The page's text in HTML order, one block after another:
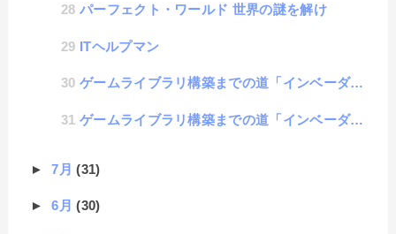
パーフェクト・ワールド 世界の謎を解け
ITヘルプマン
ゲームライブラリ構築までの道「インベーダー編」#14 : 効果音の追加
ゲームライブラリ構築までの道「インベーダー編」#13 : スタート画面とゲームオーバー画面の追加
►7月(31)
►6月(30)